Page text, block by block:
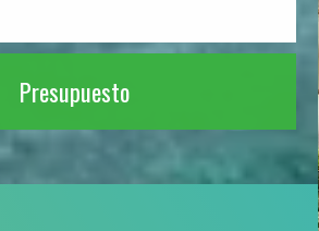
Presupuesto